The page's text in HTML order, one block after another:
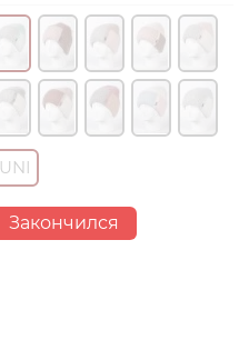
UNI
Закончился